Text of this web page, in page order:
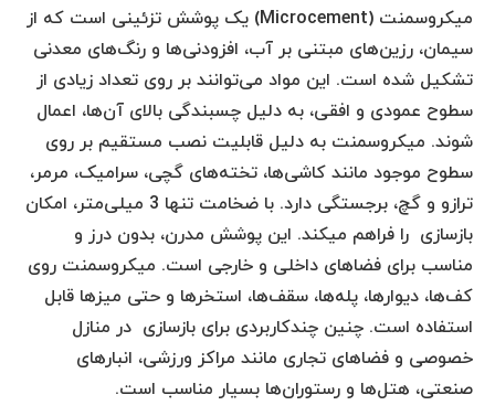
میکروسمنت (Microcement) یک پوشش تزئینی است که از
سیمان، رزین‌های مبتنی بر آب، افزودنی‌ها و رنگ‌های معدنی
تشکیل شده است. این مواد می‌توانند بر روی تعداد زیادی از
سطوح عمودی و افقی، به دلیل چسبندگی بالای آن‌ها، اعمال
شوند. میکروسمنت به دلیل قابلیت نصب مستقیم بر روی
سطوح موجود مانند کاشی‌ها، تخته‌های گچی، سرامیک، مرمر،
ترازو و گچ، برجستگی دارد. با ضخامت تنها 3 میلی‌متر، امکان
بازسازی را فراهم میکند. این پوشش مدرن، بدون درز و
مناسب برای فضاهای داخلی و خارجی است. میکروسمنت روی
کف‌ها، دیوارها، پله‌ها، سقف‌ها، استخرها و حتی میزها قابل
استفاده است. چنین چند‌کاربردی برای بازسازی در منازل
خصوصی و فضاهای تجاری مانند مراکز ورزشی، انبارهای
صنعتی، هتل‌ها و رستوران‌ها بسیار مناسب است.